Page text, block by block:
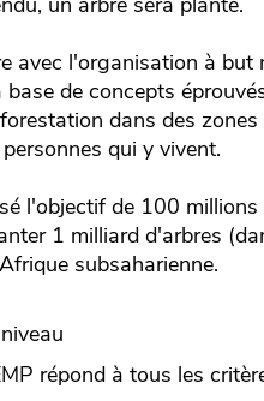
avec l'organisation à but
de concepts
dans des
qui y vivent.
l'objectif de 100
1 milliard d'arbres
subsaharienne.
répond à tous les